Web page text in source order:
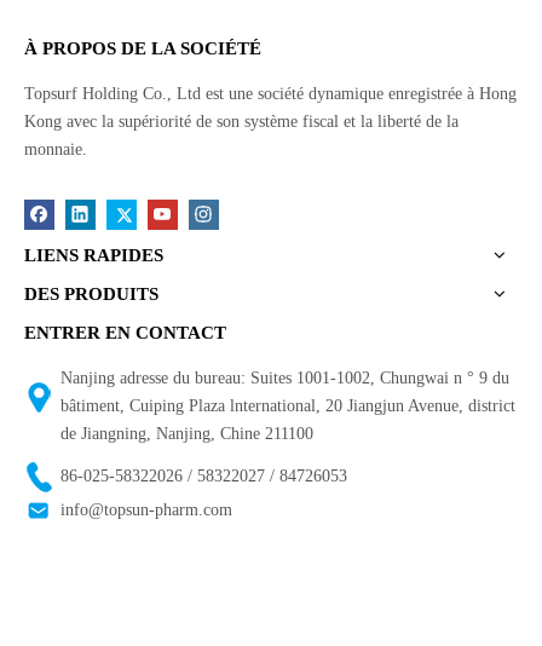
À PROPOS DE LA SOCIÉTÉ
Topsurf Holding Co., Ltd est une société dynamique enregistrée à Hong
Kong avec la supériorité de son système fiscal et la liberté de la
monnaie.
LIENS RAPIDES
DES PRODUITS
ENTRER EN CONTACT
Nanjing adresse du bureau: Suites 1001-1002, Chungwai n ° 9 du
bâtiment, Cuiping Plaza lnternational, 20 Jiangjun Avenue, district
de Jiangning, Nanjing, Chine 211100
86-025-58322026 / 58322027 / 84726053
info@topsun-pharm.com